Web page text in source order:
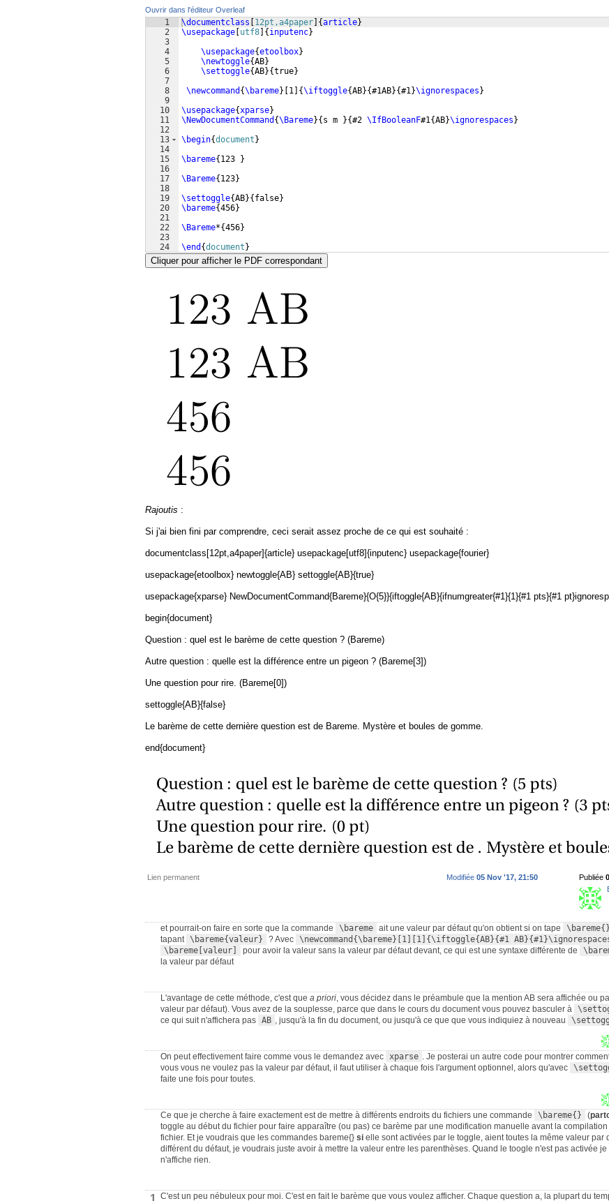
Ouvrir dans l'éditeur Overleaf
1
2
3
4
5
6
7
8
9
10
11
12
13
14
15
16
17
18
19
20
21
22
23
24
\documentclass 12pt,a4paper {article}
\usepackage utf8 { inputenc}
\usepackage{etoolbox}
\newtoggle{AB}
\settoggle{AB}{true}
\newcommand {\bareme} 1 {\iftoggle{AB}{#1AB}{#1}\ignorespaces }
\usepackage{xparse}
\NewDocumentCommand {\Bareme}{ s m }{#2 \IfBooleanF#1{AB}\ignorespaces }
\begin{document }
\bareme{ 123
}
\Bareme{ 123}
\settoggle{AB}{ false}
\bareme{456}
\Bareme*{456}
\end {document }
Cliquer pour afficher le PDF correspondant
Rajoutis :
Si j'ai bien fini par comprendre, ceci serait assez proche de ce qui est souhaité :
documentclass[12pt,a4paper]{article} usepackage[utf8]{inputenc} usepackage{fourier}
usepackage{etoolbox} newtoggle{AB} settoggle{AB}{true}
usepackage{xparse} NewDocumentCommand{Bareme}{O{5}}{iftoggle{AB}{ifnumgreater{#1}{1}{#1 pts}{#1
begin{document}
Question : quel est le barème de cette question ? (Bareme)
Autre question : quelle est la différence entre un pigeon ? (Bareme[3])
Une question pour rire. (Bareme[0])
settoggle{AB}{false}
Le barème de cette dernière question est de Bareme. Mystère et boules de gomme.
end{document}
Lien permanent Publiée
Modifiée 05 Nov '17, 21:50
et pourrait-on faire en sorte que la commande \bareme ait une valeur par défaut qu'on obtient si on tape \bareme{}
tapant \bareme{valeur} ? Avec \newcommand{\bareme}[1][1]{\iftoggle{AB}{#1
\bareme[valeur]
pour avoir la valeur sans la valeur par défaut devant, ce qui est une syntaxe différente de
la valeur par défaut
L'avantage de cette méthode, c'est que a priori, vous décidez dans le préambule que la mention AB sera affichée ou
valeur par défaut). Vous avez de la souplesse, parce que dans le cours du document vous pouvez basculer à
ce qui suit n'affichera pas AB , jusqu'à la fin du document, ou jusqu'à ce que que vous indiquiez à nouveau
On peut effectivement faire comme vous le demandez avec xparse . Je posterai un autre code pour montrer
vous vous ne voulez pas la valeur par défaut, il faut utiliser à chaque fois l'argument optionnel, alors qu'avec
faite une fois pour toutes.
Ce que je cherche à faire exactement est de mettre à différents endroits du fichiers une commande \bareme{} (
toggle au début du fichier pour faire apparaître (ou pas) ce barème par une modification manuelle avant la
fichier. Et je voudrais que les commandes bareme{} si elle sont activées par le toggle, aient toutes la même valeur par
différent du défaut, je voudrais juste avoir à mettre la valeur entre les parenthèses. Quand le toogle n'est pas activée
n'affiche rien.
1 C'est un peu nébuleux pour moi. C'est en fait le barème que vous voulez afficher. Chaque question a, la plupart du